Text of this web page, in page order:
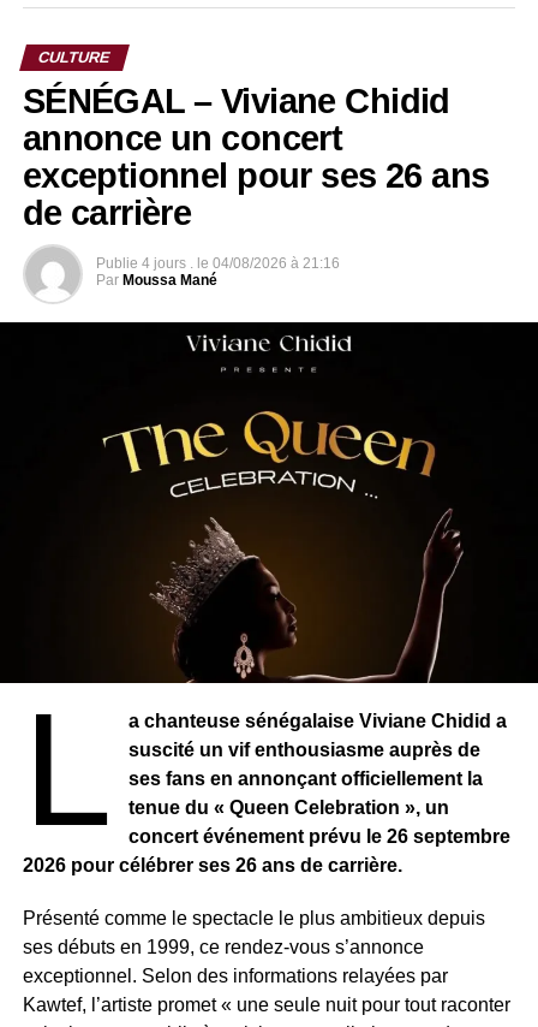
CULTURE
SÉNÉGAL – Viviane Chidid
annonce un concert
exceptionnel pour ses 26 ans
de carrière
Publie 4 jours . le 04/08/2026 à 21:16
Par Moussa Mané
L
a chanteuse sénégalaise Viviane Chidid a
suscité un vif enthousiasme auprès de
ses fans en annonçant officiellement la
tenue du « Queen Celebration », un
concert événement prévu le 26 septembre
2026 pour célébrer ses 26 ans de carrière.
Présenté comme le spectacle le plus ambitieux depuis
ses débuts en 1999, ce rendez-vous s’annonce
exceptionnel. Selon des informations relayées par
Kawtef, l’artiste promet « une seule nuit pour tout raconter